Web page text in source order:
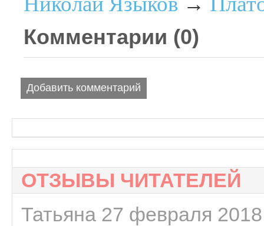
Комментарии (0)
Добавить комментарий
ОТЗЫВЫ ЧИТАТЕЛЕЙ
Татьяна 27 февраля